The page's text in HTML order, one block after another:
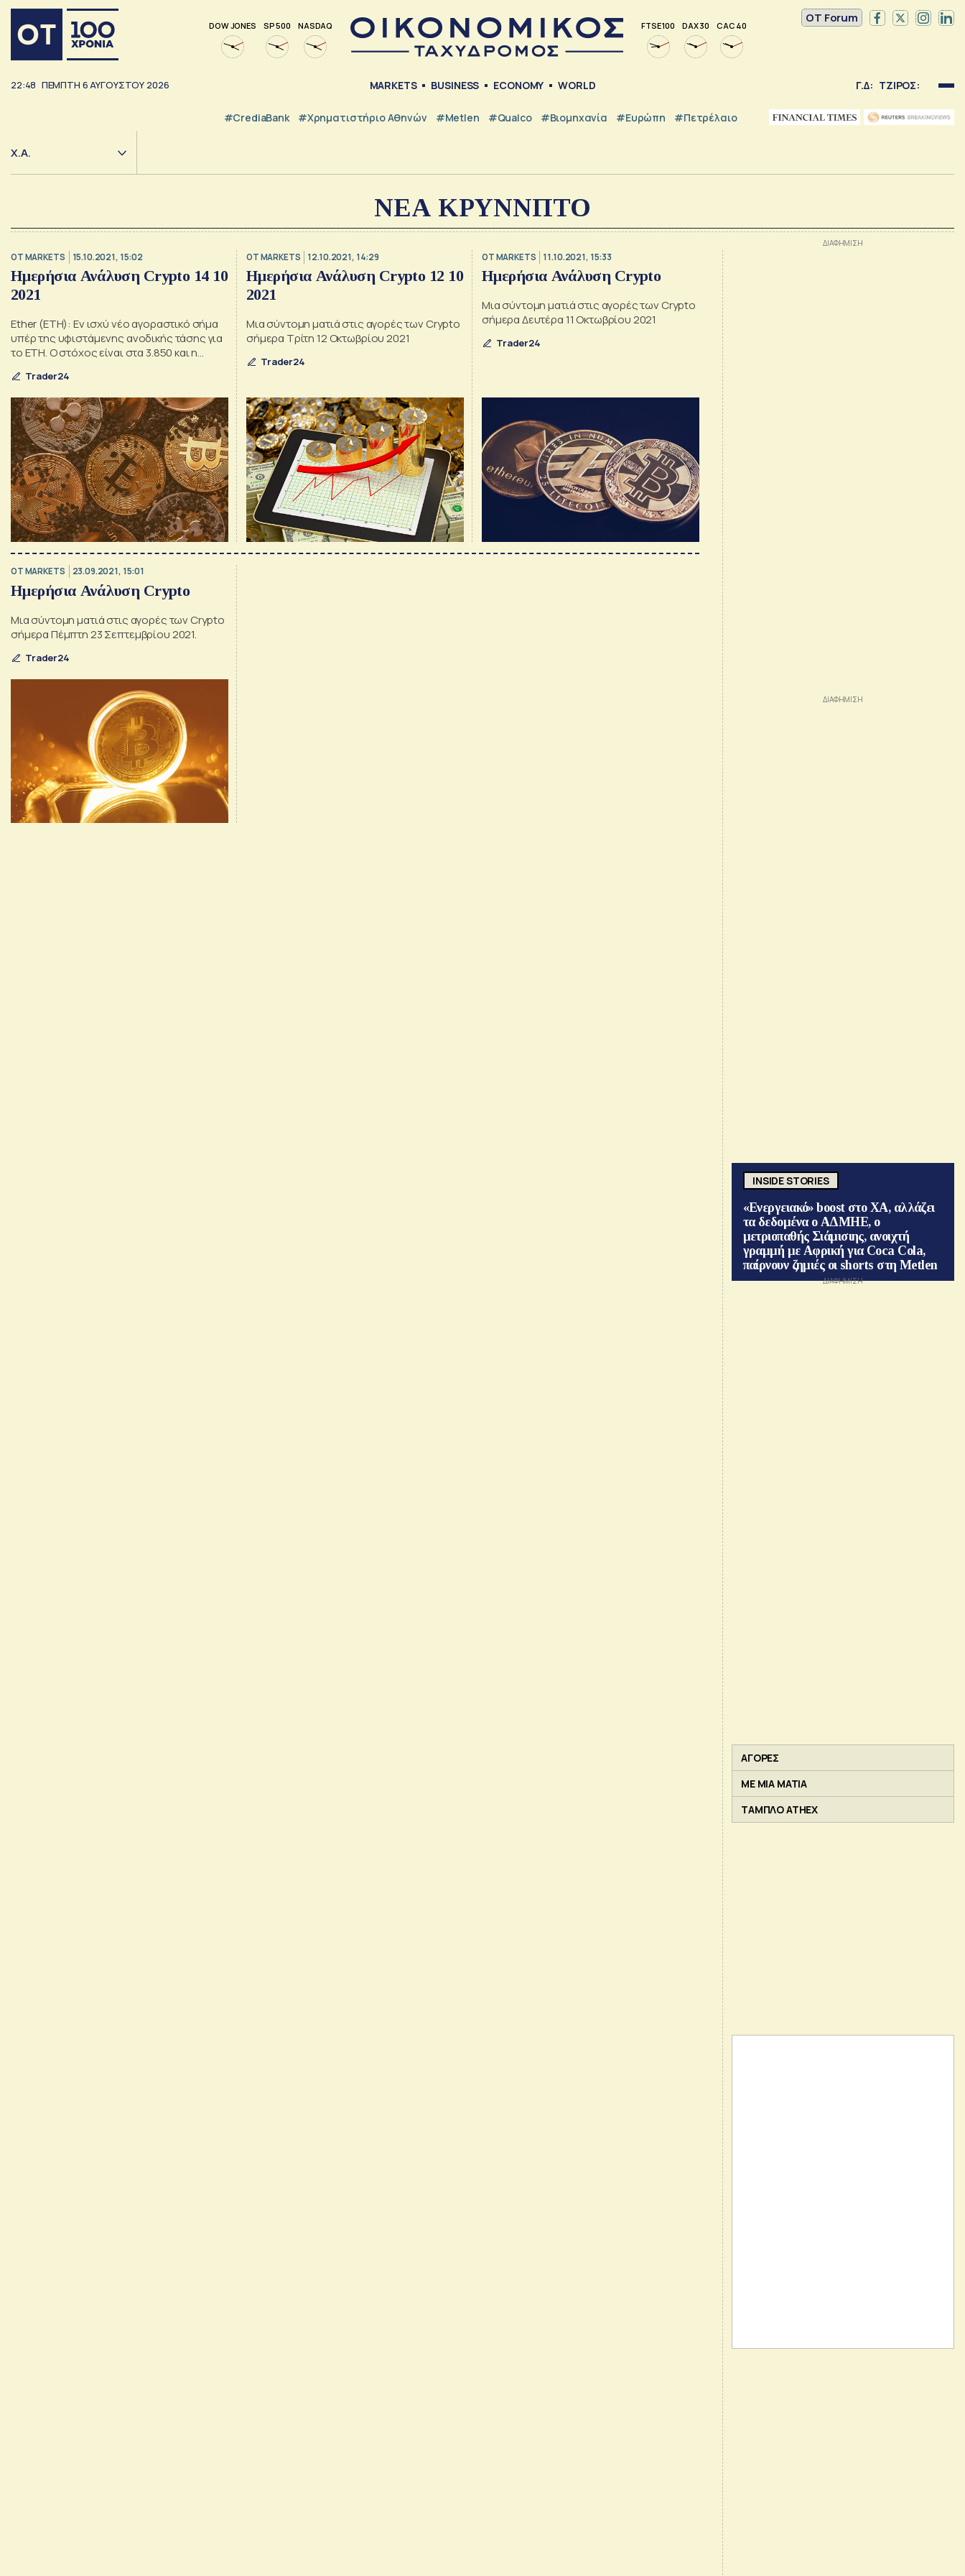
DOW JONES SP 500 NASDAQ FTSE 100 DAX 30 CAC 40
OT Forum
22:48 ΠΈΜΠΤΗ 6ΑΥΓΟΎΣΤΟΥ 2026 MARKETS BUSINESS ECONOMY WORLD Γ.Δ: ΤΖΙΡΟΣ:
#CrediaBank #Χρηματιστήριο Αθηνών #metlen #Qualco #Βιομηχανία #Ευρώπη #Πετρέλαιο
Χ.Α.
ΝΕΑ ΚΡΥNNΠΤΟ
OT MARKETS 15.10.2021, 15:02
Ημερήσια Ανάλυση Crypto 14 10
2021
Ether (ETH): Εν ισχύ νέο αγοραστικό σήμα
υπέρ της υφιστάμενης ανοδικής τάσης για
το ΕΤΗ. Ο στόχος είναι στα 3.850 και η
(ADA): Το ADA του Cardano δικτύου
συνεχίζει σε αρνητικό έδαφος, μετά την
απώλεια των 2,20 δολαρίων. Με αντίσταση
και σήμα πώλησης τα 2,22 μπορεί να δει τα
[…]
Trader24
OT MARKETS 12.10.2021, 14:29
Ημερήσια Ανάλυση Crypto 12 10
2021
Μια σύντομη ματιά στις αγορές των Crypto
σήμερα Τρίτη 12 Οκτωβρίου 2021
Trader24
OT MARKETS 11.10.2021, 15:33
Ημερήσια Ανάλυση Crypto
Μια σύντομη ματιά στις αγορές των Crypto
σήμερα Δευτέρα 11 Οκτωβρίου 2021
Trader24
OT MARKETS 23.09.2021, 15:01
Ημερήσια Ανάλυση Crypto
Μια σύντομη ματιά στις αγορές των Crypto
σήμερα Πέμπτη 23 Σεπτεμβρίου 2021.
Trader24
INSIDE STORIES
«Ενεργειακό» boost στο ΧΑ, αλλάζει
τα δεδομένα ο ΑΔΜΗΕ, ο
μετριοπαθής Σιάμισιης, ανοιχτή
γραμμή με Αφρική για Coca Cola,
παίρνουν ζημιές οι shorts στη Metlen
ΑΓΟΡΕΣ
ΜΕ ΜΙΑ ΜΑΤΙΑ
ΤΑΜΠΛΟ ATHEX